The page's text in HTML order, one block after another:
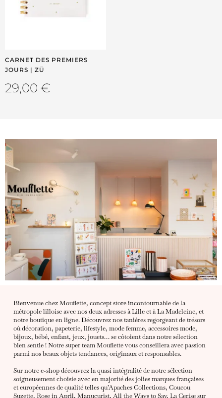
CARNET DES PREMIERS
JOURS | ZÜ
29,00 €
Bienvenue chez Mouflette, concept store incontournable de la
métropole lilloise avec nos deux adresses à Lille et à La Madeleine, et
notre boutique en ligne. Découvrez nos tanières regorgeant de trésors
où décoration, papeterie, lifestyle, mode femme, accessoires mode,
bijoux, bébé, enfant, jeux, jouets… se côtoient dans notre sélection
bien sentie ! Notre super team Mouflette vous conseillera avec passion
parmi nos beaux objets tendances, originaux et responsables.
Sur notre e-shop découvrez la quasi intégralité de notre sélection
soigneusement choisie avec en majorité des jolies marques françaises
et européennes de qualité telles qu’Apaches Collections, Coucou
Suzette, Rose in April, Manucurist, All the Ways to Say, La Cerise sur